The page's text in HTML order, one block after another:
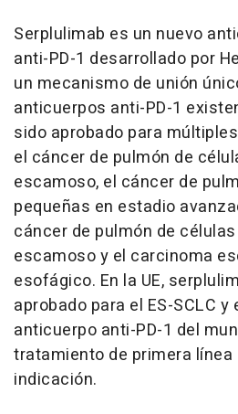
Serplulimab es un nuevo
anti-PD-1 desarrollado por
un mecanismo de unión
anticuerpos anti-PD-1
sido aprobado para
el cáncer de pulmón de
escamoso, el cáncer de
pequeñas en estadio
cáncer de pulmón de
escamoso y el carcinoma
esofágico. En la UE,
aprobado para el ES-SCLC y
anticuerpo anti-PD-1 del
tratamiento de primera línea
indicación.